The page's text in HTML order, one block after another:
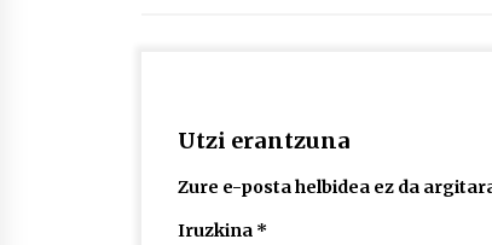
Utzi erantzuna
Zure e-posta helbidea ez da
Iruzkina *